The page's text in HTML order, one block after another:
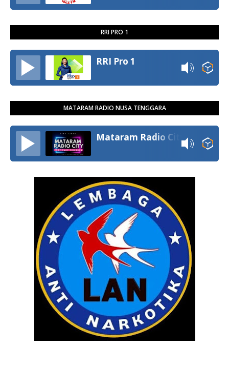
RRI PRO 1
RRI Pro 1
MATARAM RADIO NUSA TENGGARA
Mataram Radio City